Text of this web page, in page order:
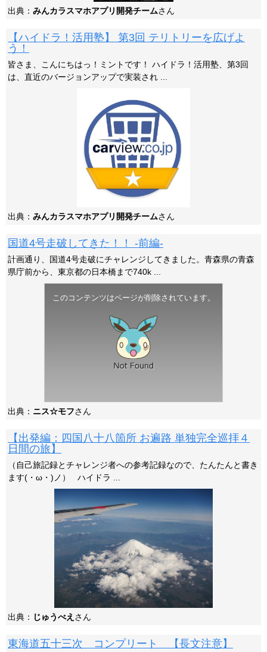
出典： みんカラスマホアプリ開発チームさん
【ハイドラ！活用塾】 第3回 テリトリーを広げよ
う！
皆さま、こんにちはっ！ミントです！ ハイドラ！活用塾、第3回
は、直近のバージョンアップで実装され ...
出典： みんカラスマホアプリ開発チームさん
国道4号走破してきた！！ -前編-
計画通り、国道4号走破にチャレンジしてきました。青森県の青森
県庁前から、東京都の日本橋まで740k ...
このコンテンツはページが削除されています。
出典： ニス☆モフさん
【出発編：四国八十八箇所 お遍路 単独完全巡拝４
日間の旅】
（自己旅記録とチャレンジ者への参考記録なので、たんたんと書き
ます(・ω・)ノ） ハイドラ ...
出典： じゅうべえ さん
東海道五十三次 コンプリート 【長文注意】